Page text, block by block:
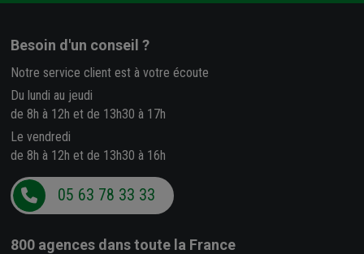
Besoin d'un conseil ?
Notre service client est à votre écoute
Du lundi au jeudi
de 8h à 12h et de 13h30 à 17h
Le vendredi
de 8h à 12h et de 13h30 à 16h
05 63 78 33 33
800 agences dans toute la France